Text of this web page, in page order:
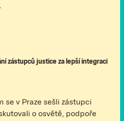
zástupců justice za lepší integraci
se v Praze sešli zástupci
o osvětě, podpoře